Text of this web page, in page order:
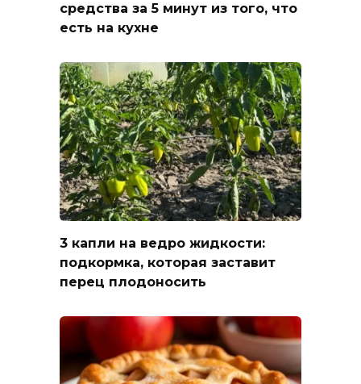
средства за 5 минут из того, что
есть на кухне
3 капли на ведро жидкости:
подкормка, которая заставит
перец плодоносить